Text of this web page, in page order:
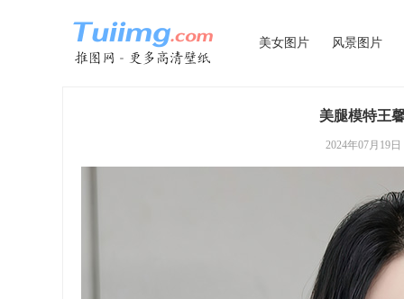
美女图片 风景图片
美腿模特王
2024年07月19日